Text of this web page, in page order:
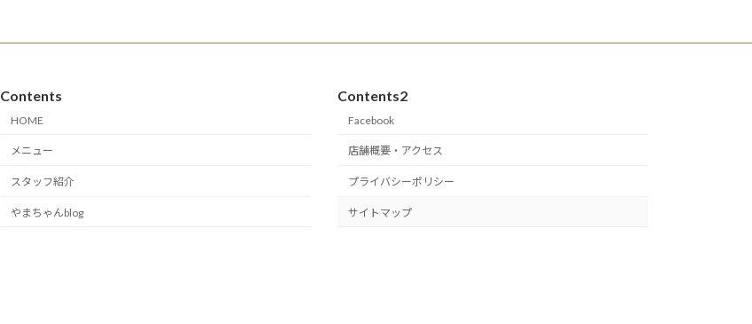
Contents
HOME
メニュー
スタッフ紹介
やまちゃんblog
Contents2
Facebook
店舗概要・アクセス
プライバシーポリシー
サイトマップ